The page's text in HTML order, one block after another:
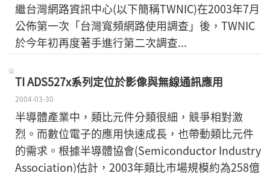
繼台灣網路資訊中心(以下簡稱TWNIC)在2003年7月
公佈第一次「台灣寬頻網路使用調查」後，TWNIC
於今年初再度著手進行第二次調查...
TI ADS527x系列定位於影像與無線通訊應用
2004-03-30
半導體產業中，類比元件分類很細，競爭相對激
烈。而數位電子的應用快速成長，也帶動類比元件
的需求。根據半導體協會(Semiconductor Industry
Association)估計，2003年類比市場規模約為258億